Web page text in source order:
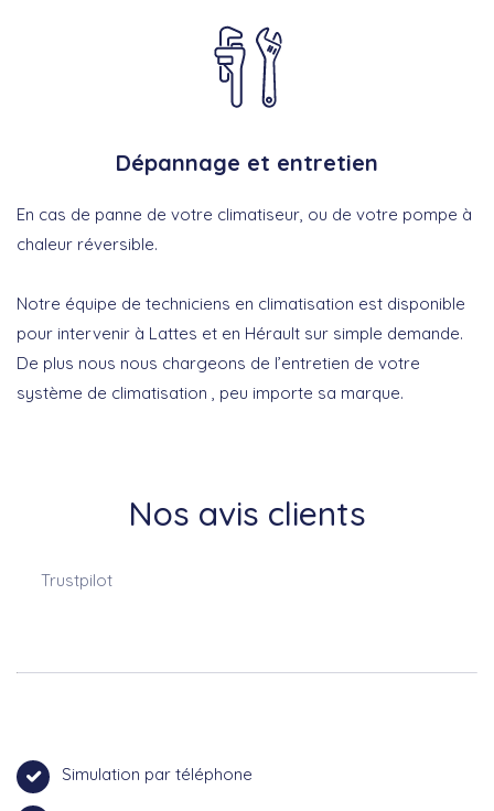
Dépannage et entretien
En cas de panne de votre climatiseur, ou de votre pompe à
chaleur réversible.
Notre équipe de techniciens en climatisation est disponible
pour intervenir à Lattes et en Hérault sur simple demande.
De plus nous nous chargeons de l’entretien de votre
système de climatisation , peu importe sa marque.
Nos avis clients
Trustpilot
Simulation par téléphone